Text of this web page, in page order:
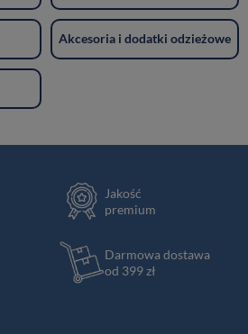
Akcesoria i dodatki odzieżowe
Jakość
premium
Darmowa dostawa
od 399 zł